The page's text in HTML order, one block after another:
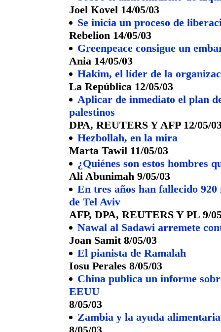
Joel Kovel 14/05/03
Se inicia un proceso de
Rebelion 14/05/03
Greenpeace consigue un
Ania 14/05/03
Hakim, el líder de la
La República 12/05/03
Aplicar de inmediato el plan
palestinos
DPA, REUTERS Y AFP 12/05/
Hezbollah, en la mira
Marta Tawil 11/05/03
¿Quiénes son estos hombres
Ali Abunimah 9/05/03
En tres años han fallecido
de Tel Aviv
AFP, DPA, REUTERS Y PL 9/
Nawal al Sadawi arremete
Joan Samit 8/05/03
El pianista de Ramalah
Iosu Perales 8/05/03
China publica un informe
EEUU
8/05/03
Zambia y la ayuda